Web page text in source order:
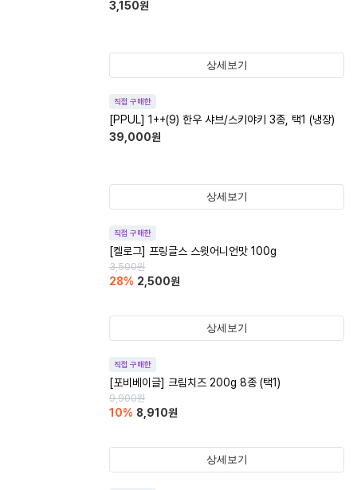
3,150원
상세보기
직접 구매한
[PPUL] 1++(9) 한우 샤브/스키야키 3종, 택1 (냉장)
39,000원
상세보기
직접 구매한
[켈로그] 프링글스 스윗어니언맛 100g
3,500원
28% 2,500원
상세보기
직접 구매한
[포비베이글] 크림치즈 200g 8종 (택1)
9,900원
10% 8,910원
상세보기